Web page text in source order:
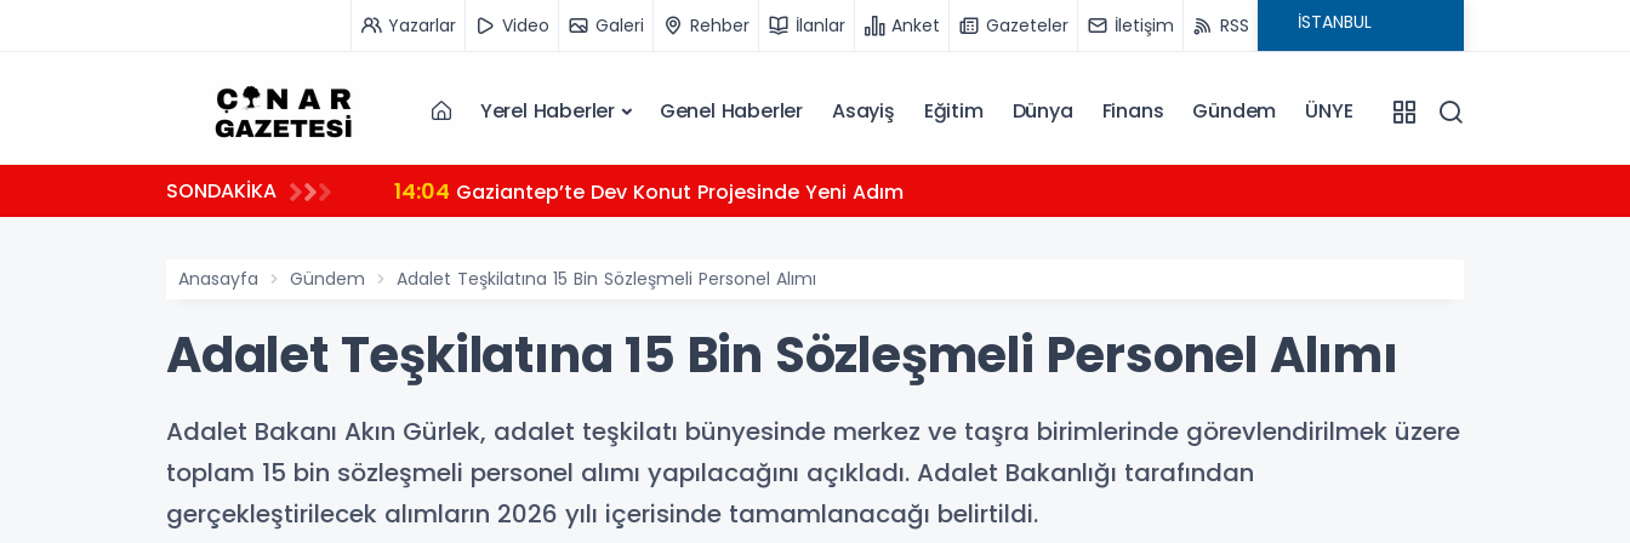
Yazarlar Video Galeri Rehber İlanlar Anket Gazeteler İletişim RSS
Yerel Haberler Genel Haberler Asayiş Eğitim Dünya Finans Gündem ÜNYE
SONDAKİKA 14:04 Gaziantep’te Dev Konut Projesinde Yeni Adım
Anasayfa Gündem Adalet Teşkilatına 15 Bin Sözleşmeli Personel Alımı
Adalet Teşkilatına 15 Bin Sözleşmeli Personel Alımı
Adalet Bakanı Akın Gürlek, adalet teşkilatı bünyesinde merkez ve taşra birimlerinde görevlendirilmek üzere
toplam 15 bin sözleşmeli personel alımı yapılacağını açıkladı. Adalet Bakanlığı tarafından
gerçekleştirilecek alımların 2026 yılı içerisinde tamamlanacağı belirtildi.